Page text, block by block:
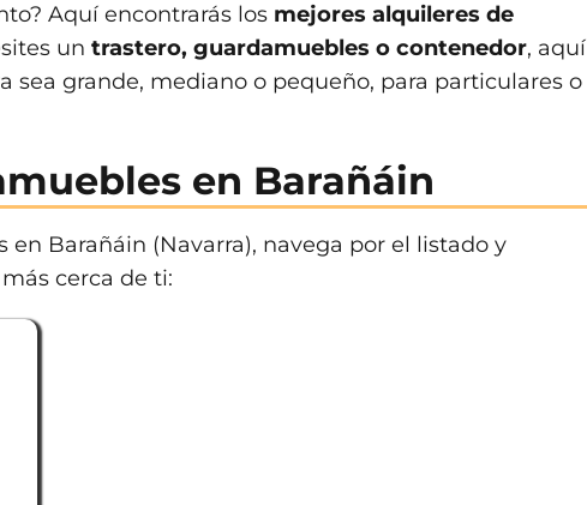
Aquí encontrarás los mejores alquileres de
un trastero, guardamuebles o contenedor, aquí
sea grande, mediano o pequeño, para particulares o
en Barañáin
Barañáin (Navarra), navega por el listado y
cerca de ti: